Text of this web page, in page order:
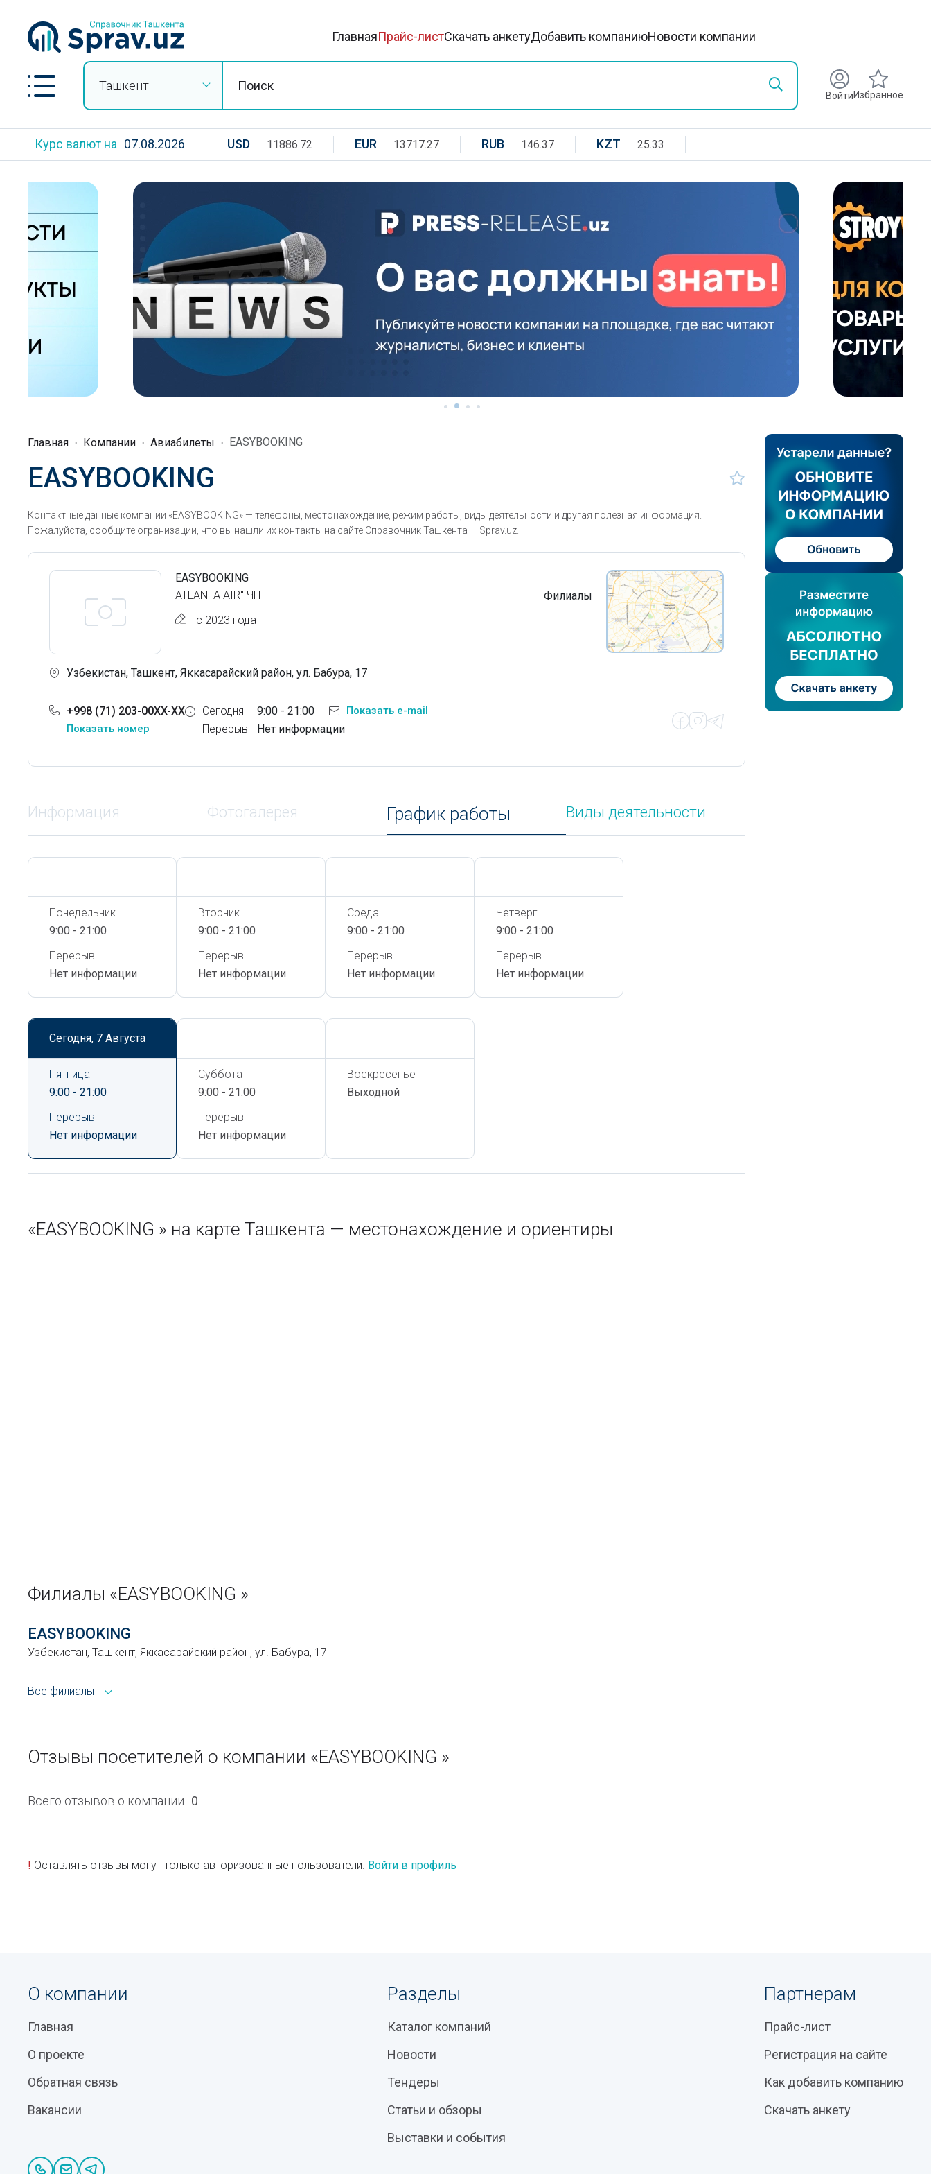
ГлавнаяПрайс-листСкачать анкетуДобавить компаниюНовости компании
Ташкент
ВойтиИзбранное
Курс валют на 07.08.2026 USD 11886.72 EUR 13717.27 RUB 146.37 KZT 25.33
Главная Компании Авиабилеты EASYBOOKING
EASYBOOKING
Контактные данные компании «EASYBOOKING» — телефоны, местонахождение, режим работы, виды деятельности и другая полезная информация.
Пожалуйста, сообщите огранизации, что вы нашли их контакты на сайте Справочник Ташкента — Sprav.uz.
EASYBOOKING
ATLANTA AIR" ЧП
с 2023 года
Филиалы
Узбекистан, Ташкент, Яккасарайский район, ул. Бабура, 17
+998 (71) 203-00XX-XX
Показать номер
Сегодня
Перерыв
9:00 - 21:00
Нет информации
Показать e-mail
Информация Фотогалерея График работы Виды деятельности
Понедельник
9:00 - 21:00
Перерыв
Нет информации
Вторник
9:00 - 21:00
Перерыв
Нет информации
Среда
9:00 - 21:00
Перерыв
Нет информации
Четверг
9:00 - 21:00
Перерыв
Нет информации
Сегодня, 7 Августа
Пятница
9:00 - 21:00
Перерыв
Нет информации
Суббота
9:00 - 21:00
Перерыв
Нет информации
Воскресенье
Выходной
«EASYBOOKING » на карте Ташкента — местонахождение и ориентиры
Филиалы «EASYBOOKING »
EASYBOOKING
Узбекистан, Ташкент, Яккасарайский район, ул. Бабура, 17
Все филиалы
Отзывы посетителей о компании «EASYBOOKING »
Всего отзывов о компании 0
! Оставлять отзывы могут только авторизованные пользователи. Войти в профиль
О компании
Главная
О проекте
Обратная связь
Вакансии
Разделы
Каталог компаний
Новости
Тендеры
Статьи и обзоры
Выставки и события
Партнерам
Прайс-лист
Регистрация на сайте
Как добавить компанию
Скачать анкету